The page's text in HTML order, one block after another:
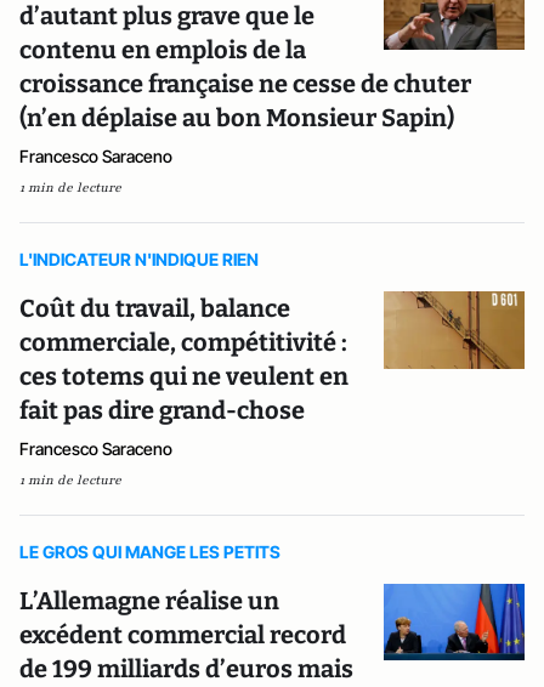
d’autant plus grave que le
contenu en emplois de la
croissance française ne cesse de chuter
(n’en déplaise au bon Monsieur Sapin)
Francesco Saraceno
1 min de lecture
L'INDICATEUR N'INDIQUE RIEN
Coût du travail, balance
commerciale, compétitivité :
ces totems qui ne veulent en
fait pas dire grand-chose
Francesco Saraceno
1 min de lecture
LE GROS QUI MANGE LES PETITS
L’Allemagne réalise un
excédent commercial record
de 199 milliards d’euros mais